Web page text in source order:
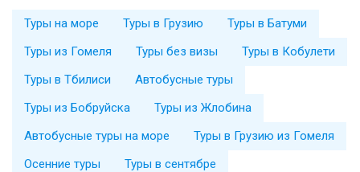
Туры на море Туры в Грузию
Туры в Батуми
Туры из Гомеля
Туры без визы
Туры в Кобулети
Туры в Тбилиси
Автобусные туры
Туры из Бобруйска
Туры из Жлобина
Автобусные туры на море
Туры в Грузию из Гомеля
Осенние туры
Туры в сентябре